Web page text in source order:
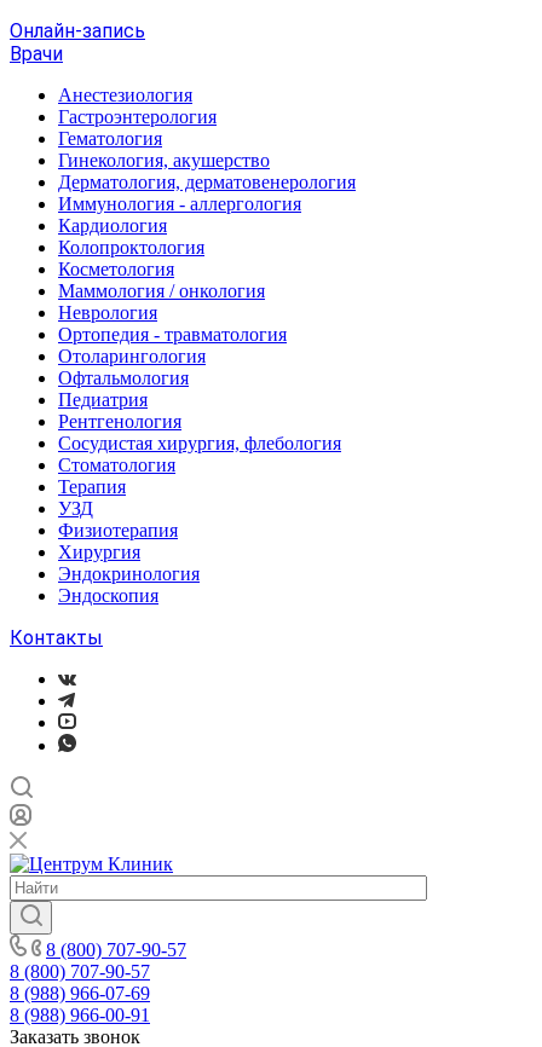
Онлайн-запись
Врачи
Анестезиология
Гастроэнтерология
Гематология
Гинекология, акушерство
Дерматология, дерматовенерология
Иммунология - аллергология
Кардиология
Колопроктология
Косметология
Маммология / онкология
Неврология
Ортопедия - травматология
Отоларингология
Офтальмология
Педиатрия
Рентгенология
Сосудистая хирургия, флебология
Стоматология
Терапия
УЗД
Физиотерапия
Хирургия
Эндокринология
Эндоскопия
Контакты
8 (800) 707-90-57
8 (800) 707-90-57
8 (988) 966-07-69
8 (988) 966-00-91
Заказать звонок